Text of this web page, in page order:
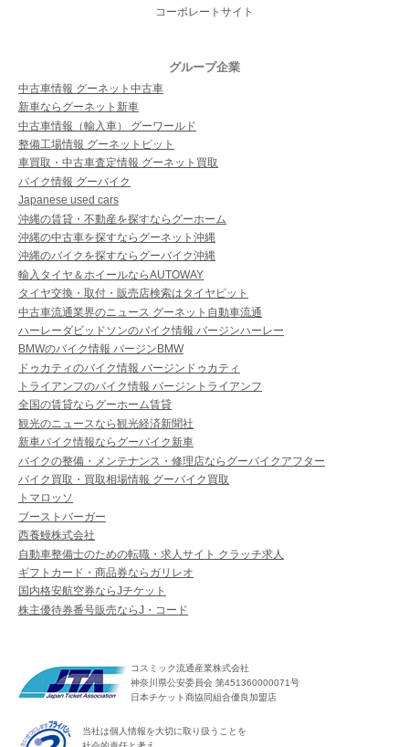
コーポレートサイト
グループ企業
中古車情報 グーネット中古車
新車ならグーネット新車
中古車情報（輸入車） グーワールド
整備工場情報 グーネットピット
車買取・中古車査定情報 グーネット買取
バイク情報 グーバイク
Japanese used cars
沖縄の賃貸・不動産を探すならグーホーム
沖縄の中古車を探すならグーネット沖縄
沖縄のバイクを探すならグーバイク沖縄
輸入タイヤ＆ホイールならAUTOWAY
タイヤ交換・取付・販売店検索はタイヤピット
中古車流通業界のニュース グーネット自動車流通
ハーレーダビッドソンのバイク情報 バージンハーレー
BMWのバイク情報 バージンBMW
ドゥカティのバイク情報 バージンドゥカティ
トライアンフのバイク情報 バージントライアンフ
全国の賃貸ならグーホーム賃貸
観光のニュースなら観光経済新聞社
新車バイク情報ならグーバイク新車
バイクの整備・メンテナンス・修理店ならグーバイクアフター
バイク買取・買取相場情報 グーバイク買取
トマロッソ
ブーストバーガー
西養鰻株式会社
自動車整備士のための転職・求人サイト クラッチ求人
ギフトカード・商品券ならガリレオ
国内格安航空券ならJチケット
株主優待券番号販売ならJ・コード
コスミック流通産業株式会社
神奈川県公安委員会 第451360000071号
日本チケット商協同組合優良加盟店
当社は個人情報を大切に取り扱うことを